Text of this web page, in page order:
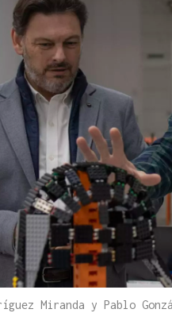
Miranda y Pablo